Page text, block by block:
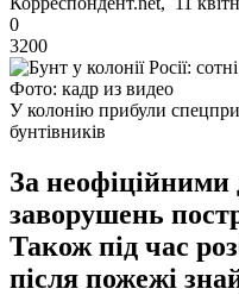
0
3200
Фото: кадр из видео
У колонію прибули
бунтівників
За неофіційними
заворушень
Також під час
після пожежі